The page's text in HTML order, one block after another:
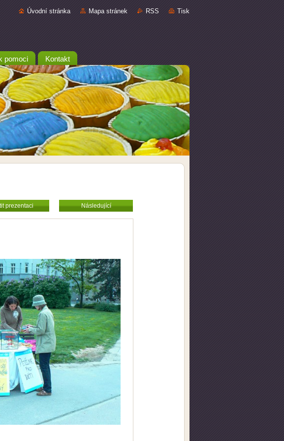
Úvodní stránka Mapa stránek RSS Tisk
pomoci Kontakt
prezentaci Následující